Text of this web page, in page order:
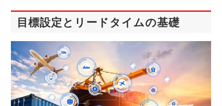
目標設定とリードタイムの基礎